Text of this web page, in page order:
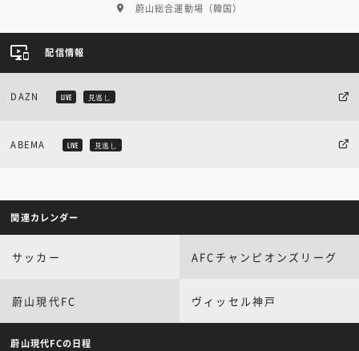
蔚山総合運動場（韓国）
配信情報
DAZN LIVE 見逃し
ABEMA LIVE 見逃し
関連カレンダー
サッカー AFCチャンピオンズリーグ
蔚山現代FC ヴィッセル神戸
蔚山現代FCの日程